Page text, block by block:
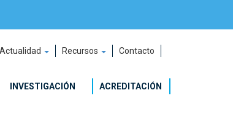
Actualidad Recursos Contacto
INVESTIGACIÓN ACREDITACIÓN